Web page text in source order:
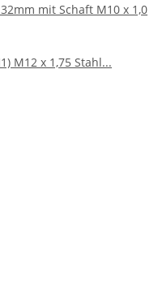
mit Schaft M10 x 1,0